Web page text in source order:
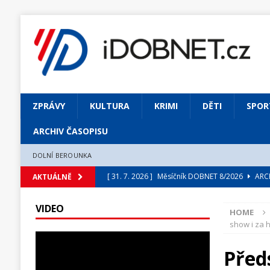
ZPRÁVY KULTURA KRIMI DĚTI
ARCHIV ČASOPISU
DOLNÍ BEROUNKA
AKTUÁLNĚ [ 31. 7. 2026 ] Měsíčník DOBNET 8/2026
[ 31. 7. 2026 ] Jednou Slavoj, vždycky Slavoj!
Výjimečný zážitek: mexické
HOME
show i za
VIDEO